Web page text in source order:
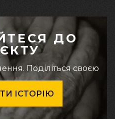
ДО
Поділіться своєю
ІСТОРІЮ